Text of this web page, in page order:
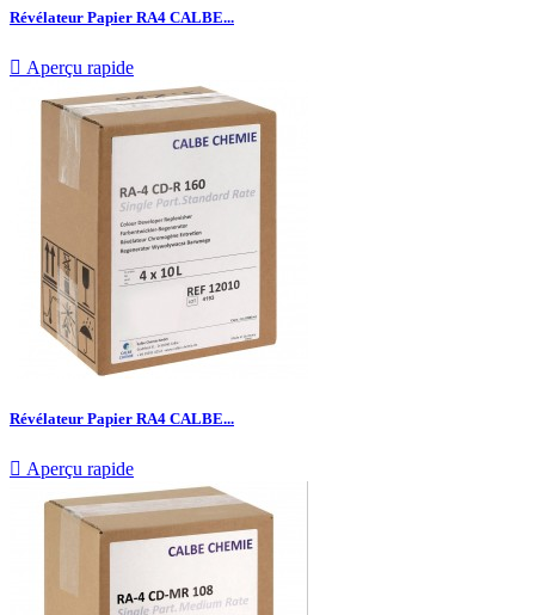
Révélateur Papier RA4 CALBE...
 Aperçu rapide
Révélateur Papier RA4 CALBE...
 Aperçu rapide